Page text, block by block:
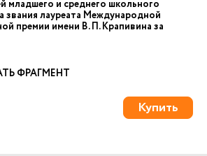
младшего и среднего школьного
звания лауреата Международной
премии имени В. П. Крапивина за
ФРАГМЕНТ
Купить